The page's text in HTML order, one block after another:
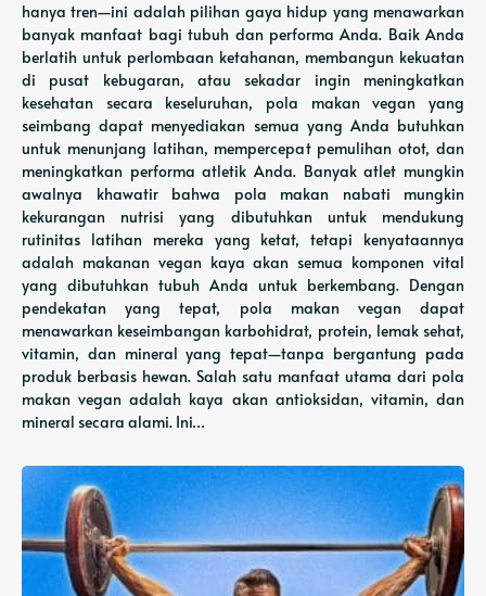
hanya tren—ini adalah pilihan gaya hidup yang menawarkan
banyak manfaat bagi tubuh dan performa Anda. Baik Anda
berlatih untuk perlombaan ketahanan, membangun kekuatan
di pusat kebugaran, atau sekadar ingin meningkatkan
kesehatan secara keseluruhan, pola makan vegan yang
seimbang dapat menyediakan semua yang Anda butuhkan
untuk menunjang latihan, mempercepat pemulihan otot, dan
meningkatkan performa atletik Anda. Banyak atlet mungkin
awalnya khawatir bahwa pola makan nabati mungkin
kekurangan nutrisi yang dibutuhkan untuk mendukung
rutinitas latihan mereka yang ketat, tetapi kenyataannya
adalah makanan vegan kaya akan semua komponen vital
yang dibutuhkan tubuh Anda untuk berkembang. Dengan
pendekatan yang tepat, pola makan vegan dapat
menawarkan keseimbangan karbohidrat, protein, lemak sehat,
vitamin, dan mineral yang tepat—tanpa bergantung pada
produk berbasis hewan. Salah satu manfaat utama dari pola
makan vegan adalah kaya akan antioksidan, vitamin, dan
mineral secara alami. Ini…